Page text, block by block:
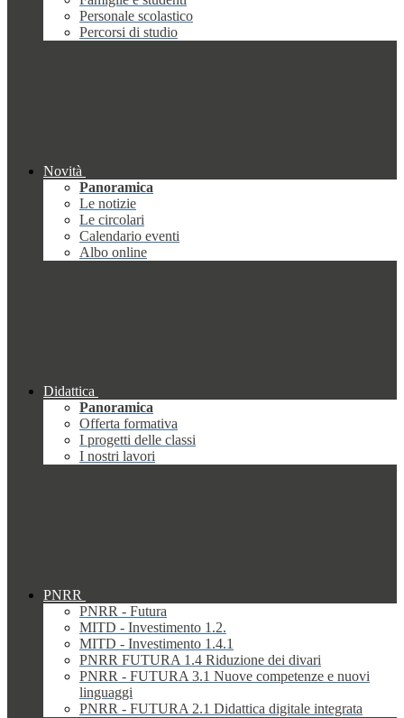
Personale scolastico
Percorsi di studio
Novità
Panoramica
Le notizie
Le circolari
Calendario eventi
Albo online
Didattica
Panoramica
Offerta formativa
I progetti delle classi
I nostri lavori
PNRR
PNRR - Futura
MITD - Investimento 1.2.
MITD - Investimento 1.4.1
PNRR FUTURA 1.4 Riduzione dei divari
PNRR - FUTURA 3.1 Nuove competenze e nuovi
linguaggi
PNRR - FUTURA 2.1 Didattica digitale integrata